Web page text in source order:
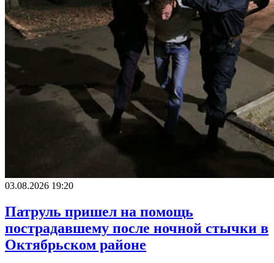
03.08.2026 19:20
Патруль пришел на помощь
пострадавшему после ночной стычки в
Октябрьском районе